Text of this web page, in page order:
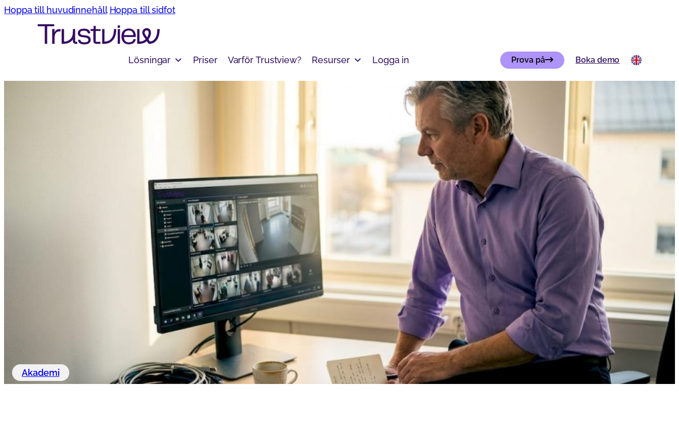
Hoppa till huvudinnehåll Hoppa till sidfot
Lösningar Priser Varför Trustview? Resurser Logga in Prova på Boka demo
Akademi